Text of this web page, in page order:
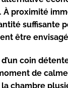
À proximité
suffisante
être
d’un coin
de
chambre